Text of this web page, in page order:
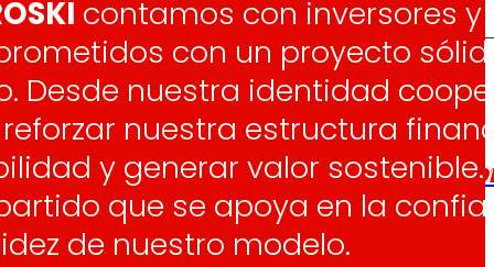
la
y el desarrollo
Escuchamose
informamosa las
personas
contamos con inversores
con un proyecto
Desde nuestra identidad
nuestra estructura
y generar valor
que se apoya en la
de nuestro modelo.